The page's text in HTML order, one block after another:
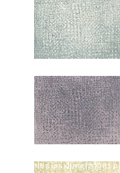
survolez les dimensions